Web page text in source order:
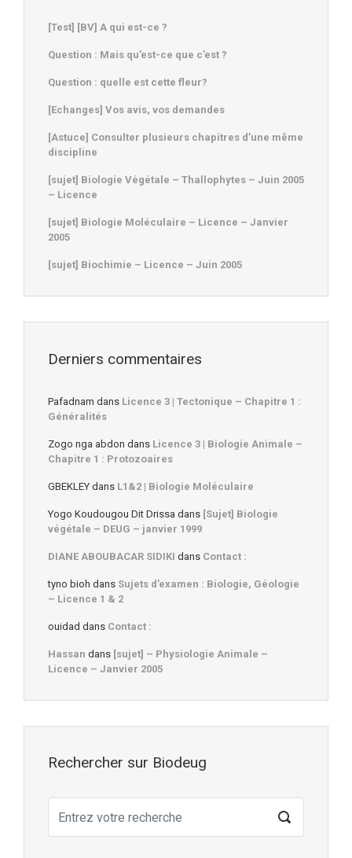
[Test] [BV] A qui est-ce ?
Question : Mais qu’est-ce que c’est ?
Question : quelle est cette fleur?
[Echanges] Vos avis, vos demandes
[Astuce] Consulter plusieurs chapitres d’une même
discipline
[sujet] Biologie Végétale – Thallophytes – Juin 2005
– Licence
[sujet] Biologie Moléculaire – Licence – Janvier
2005
[sujet] Biochimie – Licence – Juin 2005
Derniers commentaires
Pafadnam dans Licence 3 | Tectonique – Chapitre 1 :
Généralités
Zogo nga abdon dans Licence 3 | Biologie Animale –
Chapitre 1 : Protozoaires
GBEKLEY dans L1&2 | Biologie Moléculaire
Yogo Koudougou Dit Drissa dans [Sujet] Biologie
végétale – DEUG – janvier 1999
DIANE ABOUBACAR SIDIKI dans Contact :
tyno bioh dans Sujets d’examen : Biologie, Géologie
– Licence 1 & 2
ouidad dans Contact :
Hassan dans [sujet] – Physiologie Animale –
Licence – Janvier 2005
Rechercher sur Biodeug